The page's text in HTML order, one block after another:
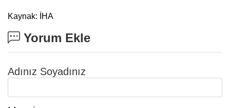
Kaynak: İHA
Yorum Ekle
Adınız Soyadınız